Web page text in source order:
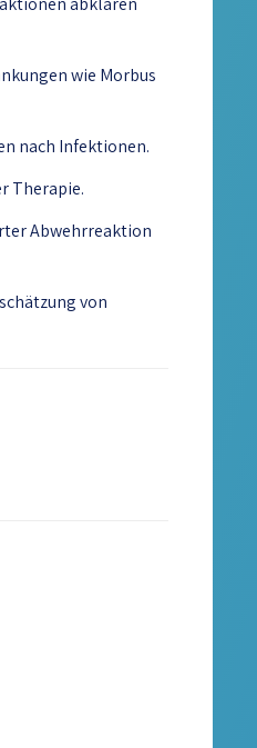
wie Morbus
nach Infektionen.
Therapie.
Abwehrreaktion
von